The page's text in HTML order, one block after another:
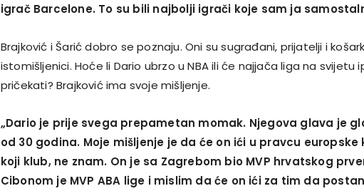
igrač Barcelone. To su bili najbolji igrači koje sam ja
Brajković i Šarić dobro se poznaju. Oni su sugrađani, prijatelji i
istomišljenici. Hoće li Dario ubrzo u NBA ili će najjača liga na svijetu
pričekati? Brajković ima svoje mišljenje.
„Dario je prije svega prepametan momak. Njegova glava je
od 30 godina. Moje mišljenje je da će on ići u pravcu europske
koji klub, ne znam. On je sa Zagrebom bio MVP hrvatskog
Cibonom je MVP ABA lige i mislim da će on ići za tim da